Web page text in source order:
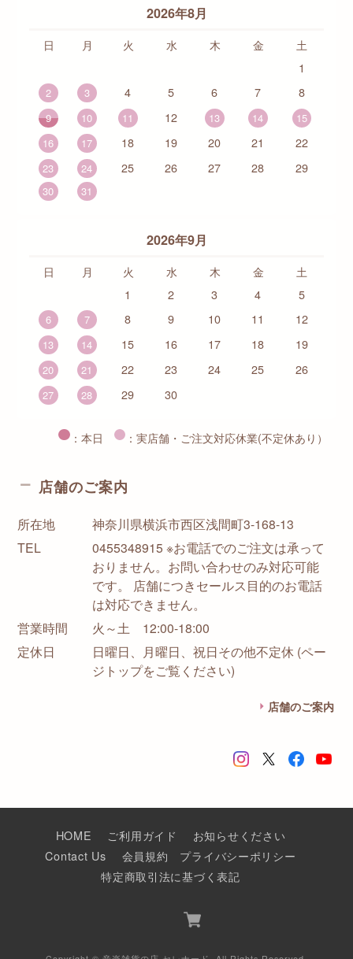
2026年8月
日 月 火 水 木 金
土
1
2 3 4 5 6 7 8
9 10 11 12 13 14
15
16
17 18 19 20 21 22
23 24 25 26 27 28 29
30 31
2026年9月
日 月 火 水 木 金
土
1
2 3 4 5
6 7 8 9 10 11 12
13 14 15 16 17 18 19
20 21 22 23 24 25 26
27 28 29 30
：本日 ：実店舗・ご注文対応休業(不定休あり）
店舗のご案内
所在地
神奈川県横浜市西区浅間町3-168-13
TEL
0455348915 ※お電話でのご注文は承って
おりません。お問い合わせのみ対応可能
です。 店舗につきセールス目的のお電話
は対応できません。
営業時間
火～土 12:00-18:00
定休日
日曜日、月曜日、祝日その他不定休 (ペー
ジトップをご覧ください)
店舗のご案内
HOME ご利用ガイド
お知らせください
Contact Us
会員規約
プライバシーポリシー
特定商取引法に基づく表記